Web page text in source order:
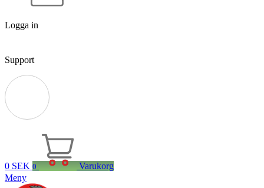
Logga in
Support
0 SEK 0
Varukorg
Meny